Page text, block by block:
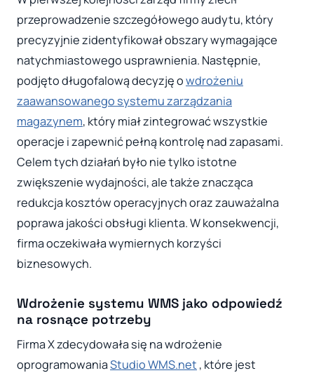
przeprowadzenie szczegółowego audytu, który
precyzyjnie zidentyfikował obszary wymagające
natychmiastowego usprawnienia. Następnie,
podjęto długofalową decyzję owdrożeniu
zaawansowanego systemu zarządzania
magazynem, który miał zintegrować wszystkie
operacje i zapewnić pełną kontrolę nad zapasami.
Celem tych działań było nie tylko istotne
zwiększenie wydajności, ale także znacząca
redukcja kosztów operacyjnych oraz zauważalna
poprawa jakości obsługi klienta. W konsekwencji,
firma oczekiwała wymiernych korzyści
biznesowych.
Wdrożenie systemu WMS jako odpowiedź
na rosnące potrzeby
Firma X zdecydowała się na wdrożenie
oprogramowaniaStudio WMS.net , które jest